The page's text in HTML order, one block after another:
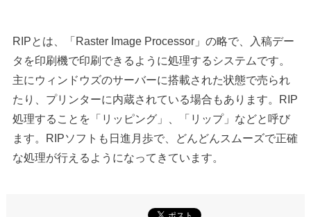
RIPとは、「Raster Image Processor」の略で、入稿デー
タを印刷機で印刷できるように処理するシステムです。
主にウィンドウズのサーバーに搭載された状態で売られ
たり、プリンターに内蔵されている場合もあります。RIP
処理することを「リッピング」、「リップ」などと呼び
ます。RIPソフトも日進月歩で、どんどんスムーズで正確
な処理が行えるようになってきています。